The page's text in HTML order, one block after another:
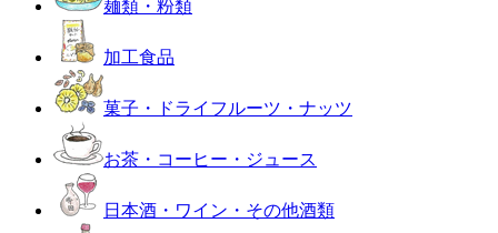
麺類・粉類
加工食品
菓子・ドライフルーツ・ナッツ
お茶・コーヒー・ジュース
日本酒・ワイン・その他酒類